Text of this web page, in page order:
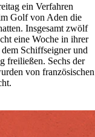
ein Verfahren
Golf von Aden die
Insgesamt zwölf
eine Woche in ihrer
Schiffseigner und
freiließen. Sechs der
von französischen